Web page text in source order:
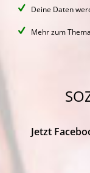
Deine Daten
Mehr zum Thema
Jetzt